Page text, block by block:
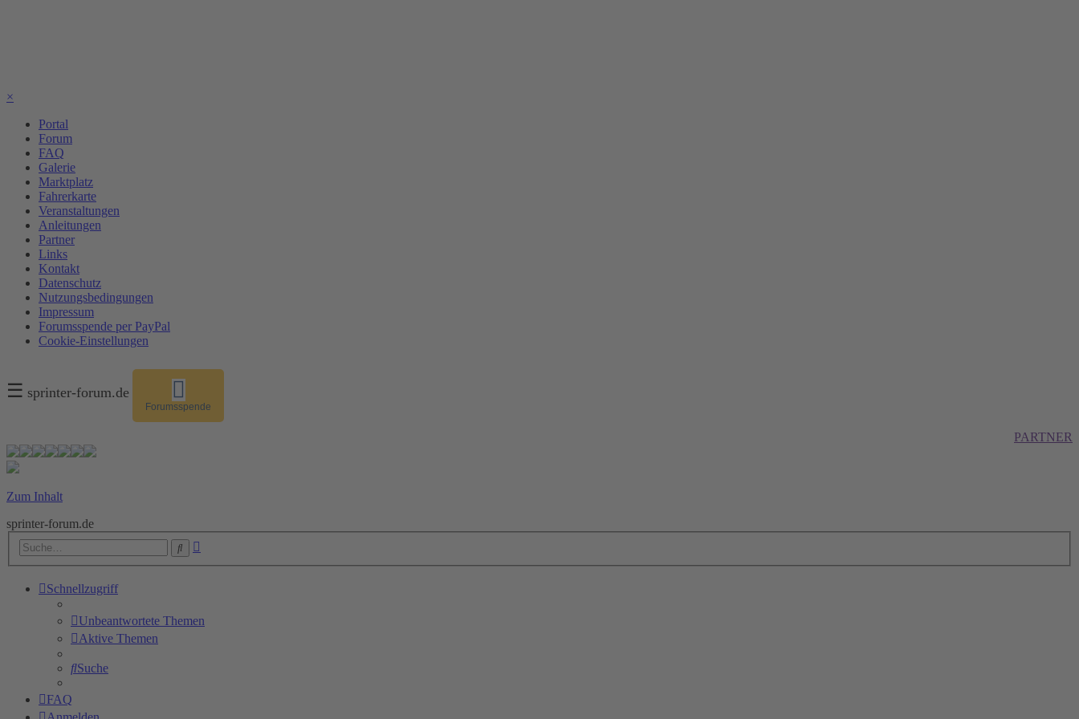
×
Portal
Forum
FAQ
Galerie
Marktplatz
Fahrerkarte
Veranstaltungen
Anleitungen
Partner
Links
Kontakt
Datenschutz
Nutzungsbedingungen
Impressum
Forumsspende per PayPal
Cookie-Einstellungen
☰ sprinter-forum.de
Forumsspende
PARTNER
Zum Inhalt
sprinter-forum.de
Suche
Schnellzugriff
Unbeantwortete Themen
Aktive Themen
Suche
FAQ